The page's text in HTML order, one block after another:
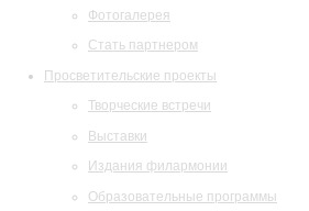
Фотогалерея
Стать партнером
Просветительские проекты
Творческие встречи
Выставки
Издания филармонии
Образовательные программы